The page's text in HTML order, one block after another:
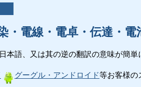
・電線・電卓・伝達・電
本語、又は其の逆の翻訳の意味が簡
グーグル・アンドロイド等お客様の